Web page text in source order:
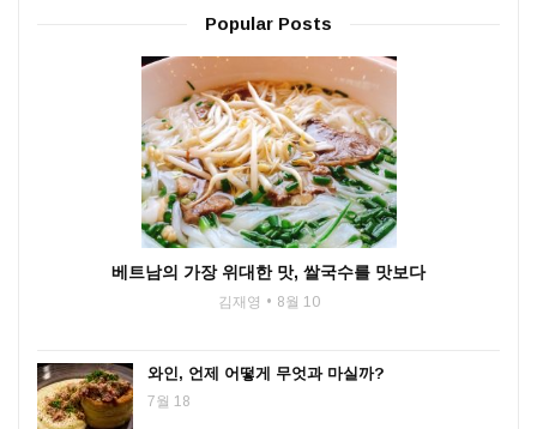
Popular Posts
베트남의 가장 위대한 맛, 쌀국수를 맛보다
김재영 8월 10
와인, 언제 어떻게 무엇과 마실까?
7월 18